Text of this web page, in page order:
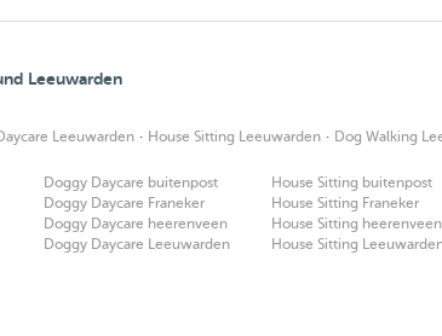
Leeuwarden
Leeuwarden · House Sitting Leeuwarden · Dog Walking
Doggy Daycare buitenpost
Doggy Daycare Franeker
Doggy Daycare heerenveen
Doggy Daycare Leeuwarden
House Sitting buitenpost
House Sitting Franeker
House Sitting heerenveen
House Sitting